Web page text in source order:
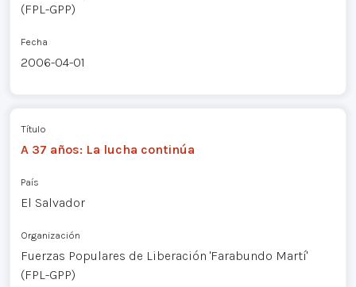
(FPL-GPP)
Fecha
2006-04-01
Título
A 37 años: La lucha continúa
País
El Salvador
Organización
Fuerzas Populares de Liberación 'Farabundo Martí'
(FPL-GPP)